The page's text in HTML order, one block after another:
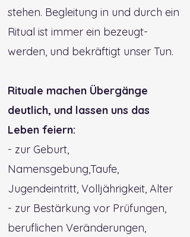
stehen. Begleitung in und durch ein
Ritual ist immer ein bezeugt-
werden, und bekräftigt unser Tun.
Rituale machen Übergänge
deutlich, und lassen uns das
Leben feiern:
- zur Geburt,
Namensgebung,Taufe,
Jugendeintritt, Volljährigkeit, Alter
- zur Bestärkung vor Prüfungen,
beruflichen Veränderungen,